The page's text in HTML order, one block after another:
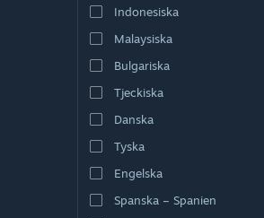
Indonesiska
Malaysiska
Bulgariska
Tjeckiska
Danska
Tyska
Engelska
Spanska – Spanien